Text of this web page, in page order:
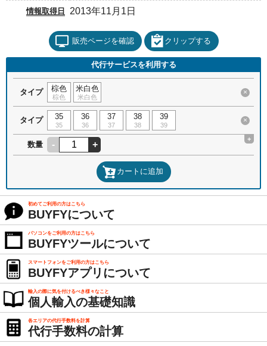
情報取得日 2013年11月1日
販売ページを確認 クリップする
代行サービスを利用する
タイプ 棕色
棕色
米白色
米白色
×
タイプ 35
35
36
36
37
37
38
38
39
39
×
数量 - +
+
カートに追加
初めてご利用の方はこちら
BUYFYについて
パソコンをご利用の方はこちら
BUYFYツールについて
スマートフォンをご利用の方はこちら
BUYFYアプリについて
輸入の際に気を付けるべき様々なこと
個人輸入の基礎知識
各エリアの代行手数料を計算
代行手数料の計算